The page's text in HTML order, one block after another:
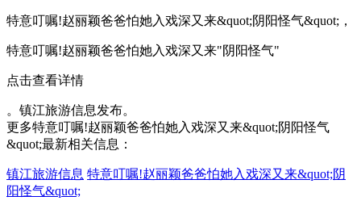
特意叮嘱!赵丽颖爸爸怕她入戏深又来&quot;阴阳怪气&quot;，
特意叮嘱!赵丽颖爸爸怕她入戏深又来"阴阳怪气"
点击查看详情
。镇江旅游信息发布。
更多特意叮嘱!赵丽颖爸爸怕她入戏深又来&quot;阴阳怪气
&quot;最新相关信息：
镇江旅游信息 特意叮嘱!赵丽颖爸爸怕她入戏深又来&quot;阴
阳怪气&quot;